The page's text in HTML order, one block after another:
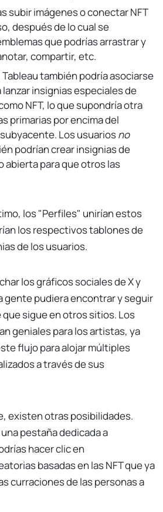
subir imágenes o conectar NFT
después de lo cual se
que podrías arrastrar y
compartir, etc.
también podría asociarse
insignias especiales de
NFT, lo que supondría otra
primarias por encima del
Los usuariosno
podrían crear insignias de
abierta para que otros las
los "Perfiles" unirían estos
los respectivos tablones de
de los usuarios.
los gráficos sociales de X y
gente pudiera encontrar y seguir
sigue en otros sitios. Los
geniales para los artistas, ya
flujo para alojar múltiples
a través de sus
existen otras posibilidades.
pestaña dedicada a
hacer clic en
basadas en las NFT que ya
curraciones de las personas a